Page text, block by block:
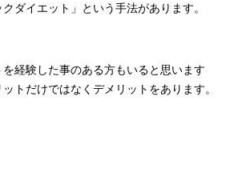
ダイエット」という手法があります。
経験した事のある方もいると思います
トだけではなくデメリットをあります。